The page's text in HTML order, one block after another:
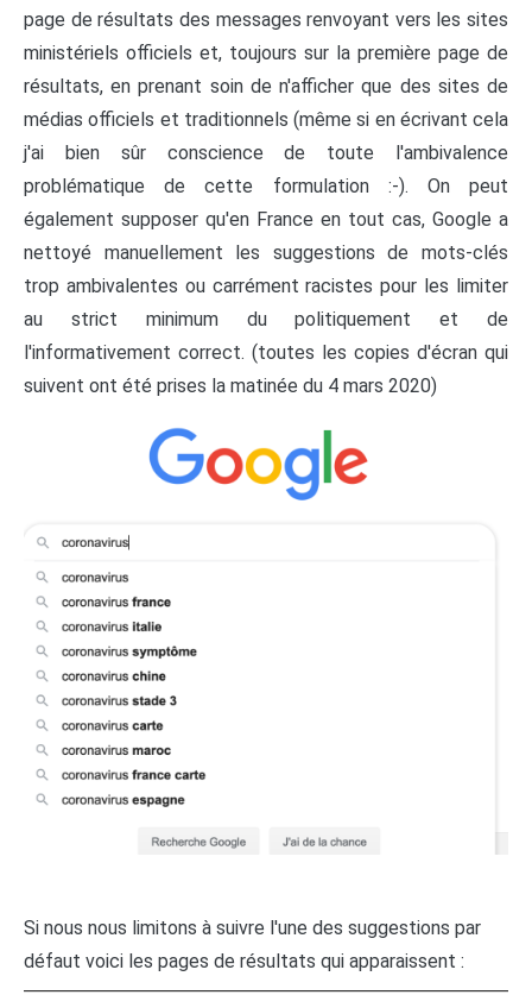
page de résultats des messages renvoyant vers les sites
ministériels officiels et, toujours sur la première page de
résultats, en prenant soin de n'afficher que des sites de
médias officiels et traditionnels (même si en écrivant cela
j'ai bien sûr conscience de toute l'ambivalence
problématique de cette formulation :-). On peut
également supposer qu'en France en tout cas, Google a
nettoyé manuellement les suggestions de mots-clés
trop ambivalentes ou carrément racistes pour les limiter
au strict minimum du politiquement et de
l'informativement correct. (toutes les copies d'écran qui
suivent ont été prises la matinée du 4 mars 2020)
Si nous nous limitons à suivre l'une des suggestions par
défaut voici les pages de résultats qui apparaissent :